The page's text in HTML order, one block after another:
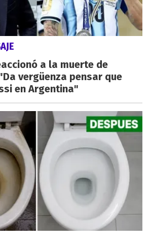
a la muerte de
vergüenza pensar que
en Argentina"